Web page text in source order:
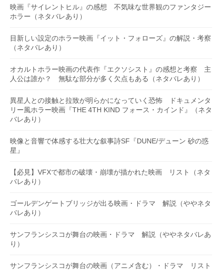
映画『サイレントヒル』の感想 不気味な世界観のファンタジー
ホラー（ネタバレあり）
目新しい設定のホラー映画『イット・フォローズ』の解説・考察
（ネタバレあり）
オカルトホラー映画の代表作『エクソシスト』の感想と考察 主
人公は誰か？ 無駄な部分が多く欠点もある（ネタバレあり）
異星人との接触と拉致が明らかになっていく恐怖 ドキュメンタ
リー風ホラー映画『THE 4TH KIND フォース・カインド』（ネタ
バレあり）
映像と音響で体感する壮大な叙事詩SF『DUNE/デューン 砂の惑
星』
【必見】VFXで都市の破壊・崩壊が描かれた映画 リスト（ネタ
バレあり）
ゴールデンゲートブリッジが出る映画・ドラマ 解説（ややネタ
バレあり）
サンフランシスコが舞台の映画・ドラマ 解説（ややネタバレあ
り）
サンフランシスコが舞台の映画（アニメ含む）・ドラマ リスト